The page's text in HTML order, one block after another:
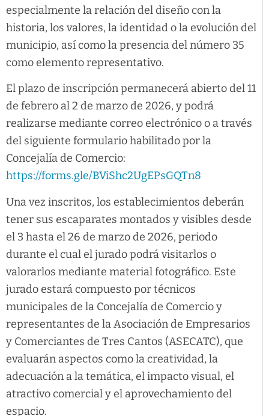
especialmente la relación del diseño con la
historia, los valores, la identidad o la evolución del
municipio, así como la presencia del número 35
como elemento representativo.
El plazo de inscripción permanecerá abierto del 11
de febrero al 2 de marzo de 2026, y podrá
realizarse mediante correo electrónico o a través
del siguiente formulario habilitado por la
Concejalía de Comercio:
https://forms.gle/BViShc2UgEPsGQTn8
Una vez inscritos, los establecimientos deberán
tener sus escaparates montados y visibles desde
el 3 hasta el 26 de marzo de 2026, periodo
durante el cual el jurado podrá visitarlos o
valorarlos mediante material fotográfico. Este
jurado estará compuesto por técnicos
municipales de la Concejalía de Comercio y
representantes de la Asociación de Empresarios
y Comerciantes de Tres Cantos (ASECATC), que
evaluarán aspectos como la creatividad, la
adecuación a la temática, el impacto visual, el
atractivo comercial y el aprovechamiento del
espacio.